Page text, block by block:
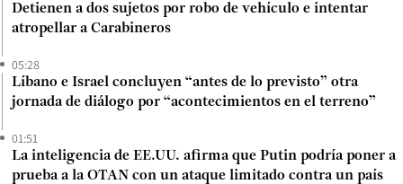
Detienen a dos sujetos por robo de vehículo e intentar
atropellar a Carabineros
05:28
Líbano e Israel concluyen “antes de lo previsto” otra
jornada de diálogo por “acontecimientos en el terreno”
01:51
La inteligencia de EE.UU. afirma que Putin podría poner a
prueba a la OTAN con un ataque limitado contra un país